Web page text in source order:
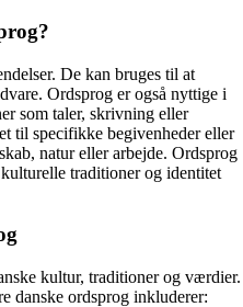
De kan bruges til at
Ordsprog er også nyttige i
som taler, skrivning eller
til specifikke begivenheder eller
natur eller arbejde. Ordsprog
traditioner og identitet
kultur, traditioner og værdier.
danske ordsprog inkluderer: